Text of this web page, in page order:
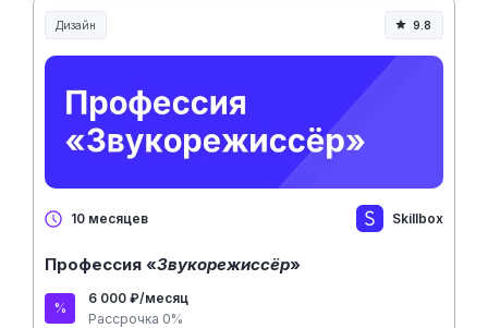
Дизайн 9.8
10 месяцев Skillbox
Профессия «Звукорежиссёр»
6 000 ₽/месяц
Рассрочка 0%